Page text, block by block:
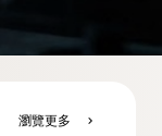
瀏覽更多 chevron_right